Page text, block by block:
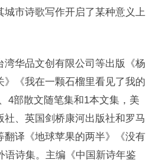
城市诗歌写作开启了某种意义上
湾华品文创有限公司等出版《杨
》《我在一颗石榴里看见了我的
4部散文随笔集和1本文集，美
社、英国剑桥康河出版社和罗马
翻译《地球苹果的两半》《没有
语诗集。主编《中国新诗年鉴